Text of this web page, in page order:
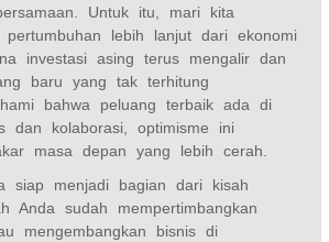
Untuk itu, mari kita
pertumbuhan lebih lanjut dari ekonomi
investasi asing terus mengalir dan
baru yang tak terhitung
bahwa peluang terbaik ada di
dan kolaborasi, optimisme ini
masa depan yang lebih cerah.
siap menjadi bagian dari kisah
Anda sudah mempertimbangkan
mengembangkan bisnis di